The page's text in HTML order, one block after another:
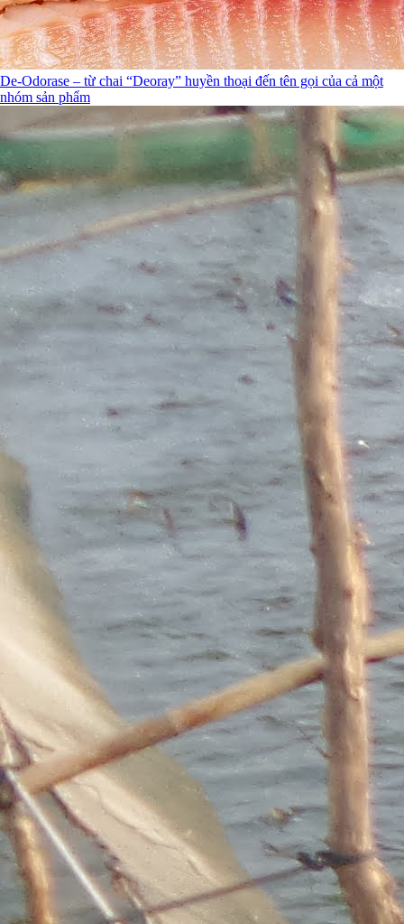
De-Odorase – từ chai “Deoray” huyền thoại đến tên gọi của cả một
nhóm sản phẩm